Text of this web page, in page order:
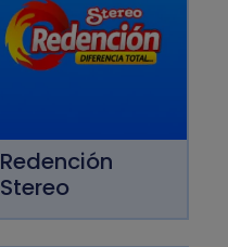
Redención
Stereo